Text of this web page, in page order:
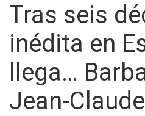
Tras seis
inédita en
llega…
Jean-